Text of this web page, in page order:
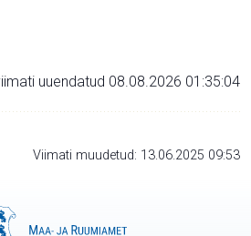
uuendatud 08.08.2026 01:35:04
Viimati muudetud: 13.06.2025 09:53